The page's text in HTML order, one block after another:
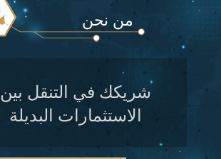
من نحن
شريكك في التنقل بين
الاستثمارات البديلة